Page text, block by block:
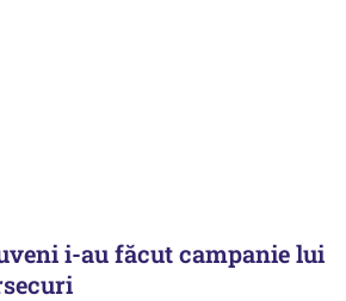
i-au făcut campanie lui